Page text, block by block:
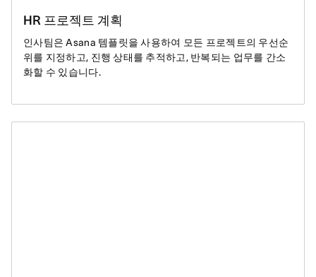
HR 프로젝트 계획
인사팀은 Asana 템플릿을 사용하여 모든 프로젝트의 우선순
위를 지정하고, 진행 상태를 추적하고, 반복되는 업무를 간소
화할 수 있습니다.